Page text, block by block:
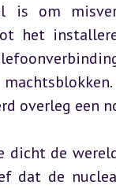
is om
het
overleg een
dicht de
dat de